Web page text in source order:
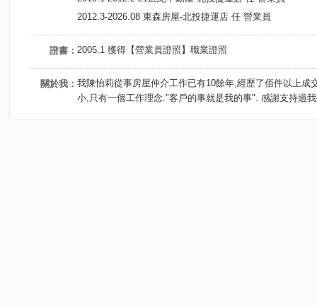
2012.3-2026.08 東森房屋-北投捷運店 任 營業員
證書： 2005.1 獲得【營業員證照】職業證照
關於我： 我陳怡莉從事房屋仲介工作已有10餘年,經歷了佰件以上成
小,只有一個工作理念."客戶的事就是我的事". 感謝支持過